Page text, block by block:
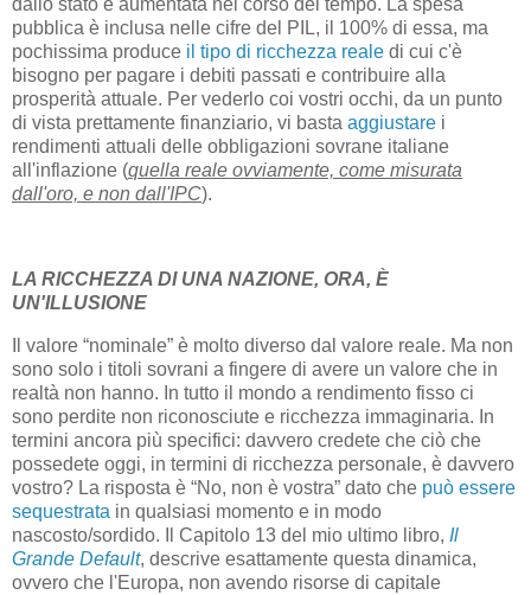
dallo stato è aumentata nel corso del tempo. La spesa
pubblica è inclusa nelle cifre del PIL, il 100% di essa, ma
pochissima produce il tipo di ricchezza reale di cui c'è
bisogno per pagare i debiti passati e contribuire alla
prosperità attuale. Per vederlo coi vostri occhi, da un punto
di vista prettamente finanziario, vi basta aggiustare i
rendimenti attuali delle obbligazioni sovrane italiane
all'inflazione (quella reale ovviamente, come misurata
dall'oro, e non dall'IPC).
LA RICCHEZZA DI UNA NAZIONE, ORA, È
UN'ILLUSIONE
Il valore “nominale” è molto diverso dal valore reale. Ma non
sono solo i titoli sovrani a fingere di avere un valore che in
realtà non hanno. In tutto il mondo a rendimento fisso ci
sono perdite non riconosciute e ricchezza immaginaria. In
termini ancora più specifici: davvero credete che ciò che
possedete oggi, in termini di ricchezza personale, è davvero
vostro? La risposta è “No, non è vostra” dato che può essere
sequestrata in qualsiasi momento e in modo
nascosto/sordido. Il Capitolo 13 del mio ultimo libro, Il
Grande Default, descrive esattamente questa dinamica,
ovvero che l'Europa, non avendo risorse di capitale